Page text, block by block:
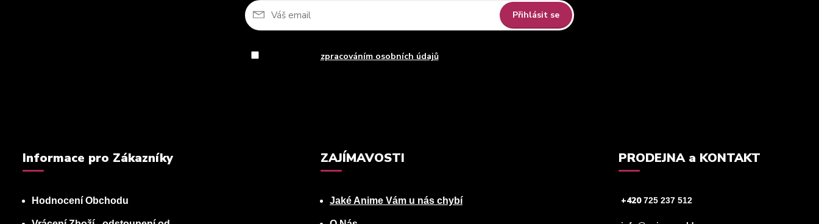
Přihlásit se
zpracováním osobních údajůza účelem rozesílky newsletteru.
Informace pro Zákazníky
Hodnocení Obchodu
ZAJÍMAVOSTI
Jaké Anime Vám u nás chybí
PRODEJNA a KONTAKT
+420725 237 512